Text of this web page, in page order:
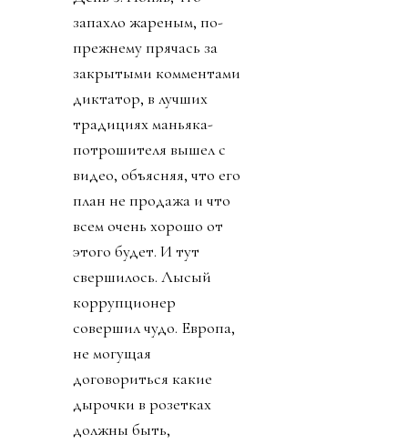
диктаторы так похожи
друг на друга). Причины
такого, вот уж правда,
лизоблюдства начали
вскрываться. Со
стороны федераций
зазвучало слово
«бойкот».
День 3. Поняв, что
запахло жареным, по-
прежнему прячась за
закрытыми комментами
диктатор, в лучших
традициях маньяка-
потрошителя вышел с
видео, объясняя, что его
план не продажа и что